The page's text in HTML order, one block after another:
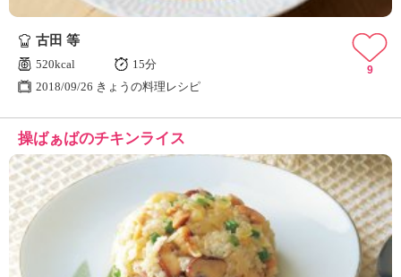
古田 等
520kcal
15分
2018/09/26 きょうの料理レシピ
9
操ばぁばのチキンライス